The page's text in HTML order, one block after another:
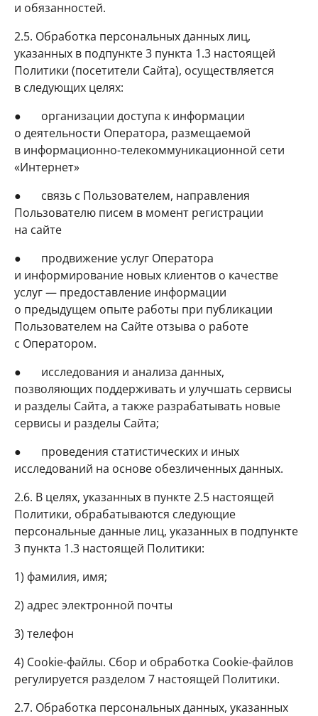
и обязанностей.
2.5. Обработка персональных данных лиц,
указанных в подпункте 3 пункта 1.3 настоящей
Политики (посетители Сайта), осуществляется
в следующих целях:
● организации доступа к информации
о деятельности Оператора, размещаемой
в информационно-телекоммуникационной сети
«Интернет»
● связь с Пользователем, направления
Пользователю писем в момент регистрации
на сайте
● продвижение услуг Оператора
и информирование новых клиентов о качестве
услуг — предоставление информации
о предыдущем опыте работы при публикации
Пользователем на Сайте отзыва о работе
с Оператором.
● исследования и анализа данных,
позволяющих поддерживать и улучшать сервисы
и разделы Сайта, а также разрабатывать новые
сервисы и разделы Сайта;
● проведения статистических и иных
исследований на основе обезличенных данных.
2.6. В целях, указанных в пункте 2.5 настоящей
Политики, обрабатываются следующие
персональные данные лиц, указанных в подпункте
3 пункта 1.3 настоящей Политики:
1) фамилия, имя;
2) адрес электронной почты
3) телефон
4) Cookie-файлы. Сбор и обработка Cookie-файлов
регулируется разделом 7 настоящей Политики.
2.7. Обработка персональных данных, указанных